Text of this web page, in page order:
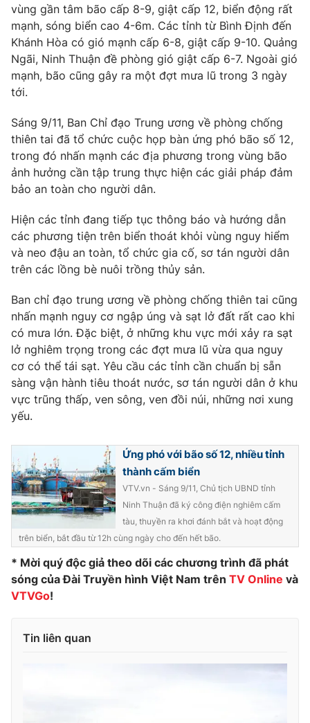
Thị trường
Tư vấn
Lịch phát sóng
Chuyên mục khác
Emagazine Podcast
Photo Infographic
Video Shorts video
VTV Sức khoẻ Bất động sản
VTV4 Vươn mình bằng AI
VTV9 VTV8
Liên hệ tòa soạn English
THỜI BÁO VTV
Theo dõi báo trên
Cơ quan chủ quản:Đài Truyền hình Việt Nam
cấp ngày 29/12/2023
vùng gần tâm bão cấp 8-9, giật cấp 12, biển động rất
mạnh, sóng biển cao 4-6m. Các tỉnh từ Bình Định đến
Khánh Hòa có gió mạnh cấp 6-8, giật cấp 9-10. Quảng
Ngãi, Ninh Thuận đề phòng gió giật cấp 6-7. Ngoài gió
mạnh, bão cũng gây ra một đợt mưa lũ trong 3 ngày
tới.
Sáng 9/11, Ban Chỉ đạo Trung ương về phòng chống
thiên tai đã tổ chức cuộc họp bàn ứng phó bão số 12,
trong đó nhấn mạnh các địa phương trong vùng bão
ảnh hưởng cần tập trung thực hiện các giải pháp đảm
bảo an toàn cho người dân.
Hiện các tỉnh đang tiếp tục thông báo và hướng dẫn
các phương tiện trên biển thoát khỏi vùng nguy hiểm
và neo đậu an toàn, tổ chức gia cố, sơ tán người dân
trên các lồng bè nuôi trồng thủy sản.
Ban chỉ đạo trung ương về phòng chống thiên tai cũng
nhấn mạnh nguy cơ ngập úng và sạt lở đất rất cao khi
có mưa lớn. Đặc biệt, ở những khu vực mới xảy ra sạt
lở nghiêm trọng trong các đợt mưa lũ vừa qua nguy
cơ có thể tái sạt. Yêu cầu các tỉnh cần chuẩn bị sẵn
sàng vận hành tiêu thoát nước, sơ tán người dân ở khu
vực trũng thấp, ven sông, ven đồi núi, những nơi xung
yếu.
Ứng phó với bão số 12, nhiều tỉnh
thành cấm biển
VTV.vn - Sáng 9/11, Chủ tịch UBND tỉnh
Ninh Thuận đã ký công điện nghiêm cấm
tàu, thuyền ra khơi đánh bắt và hoạt động
trên biển, bắt đầu từ 12h cùng ngày cho đến hết bão.
* Mời quý độc giả theo dõi các chương trình đã phát
sóng của Đài Truyền hình Việt Nam trên TV Online và
VTVGo!
Tin liên quan